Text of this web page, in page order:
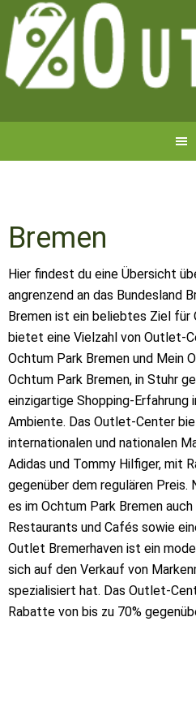
Bremen
Hier findest du eine Übersicht
angrenzend an das Bundesland
Bremen ist ein beliebtes Ziel
bietet eine Vielzahl von Outlet-
Ochtum Park Bremen und Mein
Ochtum Park Bremen, in Stuhr
einzigartige Shopping-Erfahrung
Ambiente. Das Outlet-Center
internationalen und nationalen
Adidas und Tommy Hilfiger, mit
gegenüber dem regulären
es im Ochtum Park Bremen
Restaurants und Cafés sowie
Outlet Bremerhaven ist ein
sich auf den Verkauf von
spezialisiert hat. Das Outlet-
Rabatte von bis zu 70%